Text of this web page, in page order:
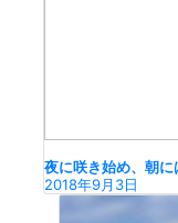
夜に咲き始め、朝
2018年9月3日